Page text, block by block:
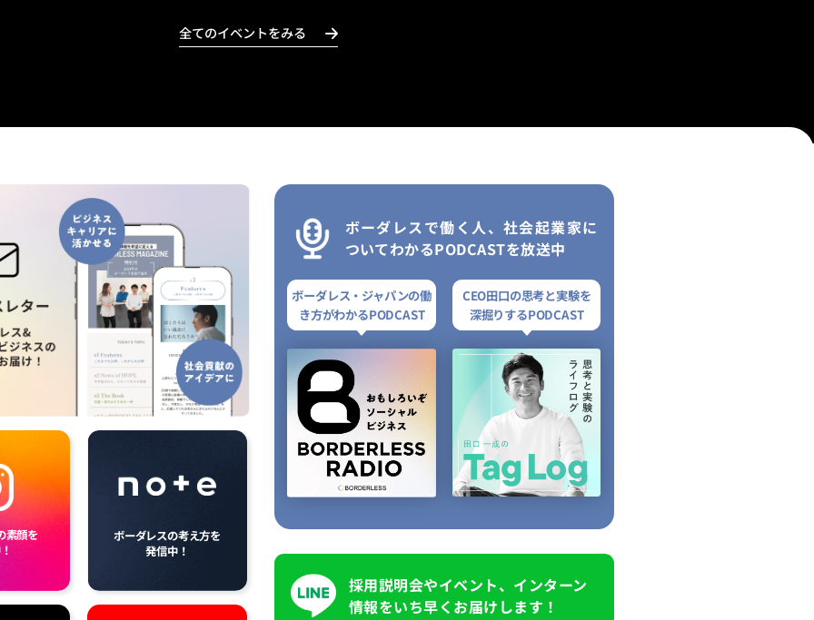
全てのイベントをみる
素顔を
ボーダレスの考え方を
発信中！
ボーダレスで働く人、社会起業家に
ついてわかるPODCASTを放送中
ボーダレス・ジャパンの働
き方がわかるPODCAST
CEO田口の思考と実験を
深掘りするPODCAST
採用説明会やイベント、インターン
情報をいち早くお届けします！